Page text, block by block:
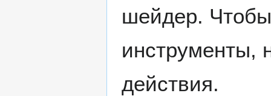
шейдер. Чтобы
инструменты,
действия.